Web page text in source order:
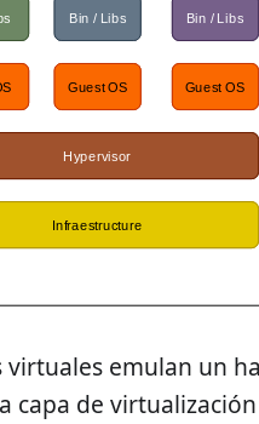
virtuales emulan un
capa de